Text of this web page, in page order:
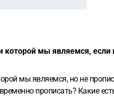
которой мы являемся, если
мы являемся, но не
прописать? Какие